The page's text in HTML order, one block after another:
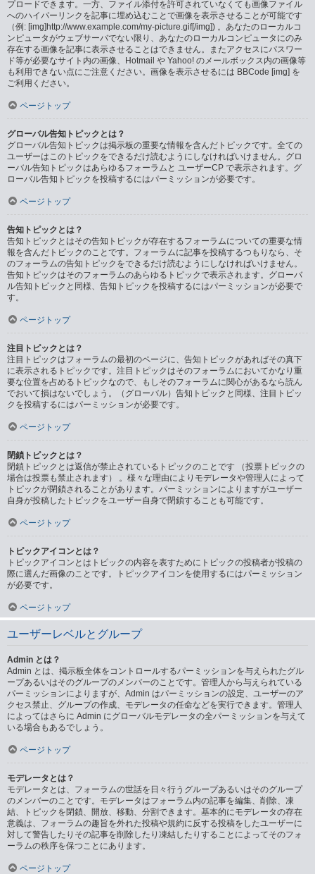
プロードできます。一方、ファイル添付を許可されていなくても画像ファイル
へのハイパーリンクを記事に埋め込むことで画像を表示させることが可能です
（例: [img]http://www.example.com/my-picture.gif[/img]) 。あなたのローカルコ
ンピュータがウェブサーバでない限り、あなたのローカルコンピュータにのみ
存在する画像を記事に表示させることはできません。またアクセスにパスワー
ド等が必要なサイト内の画像、Hotmail や Yahoo! のメールボックス内の画像等
も利用できない点にご注意ください。画像を表示させるには BBCode [img] を
ご利用ください。
ページトップ
グローバル告知トピックとは？
グローバル告知トピックは掲示板の重要な情報を含んだトピックです。全ての
ユーザーはこのトピックをできるだけ読むようにしなければいけません。グロ
ーバル告知トピックはあらゆるフォーラムと ユーザーCP で表示されます。グ
ローバル告知トピックを投稿するにはパーミッションが必要です。
ページトップ
告知トピックとは？
告知トピックとはその告知トピックが存在するフォーラムについての重要な情
報を含んだトピックのことです。フォーラムに記事を投稿するつもりなら、そ
のフォーラムの告知トピックをできるだけ読むようにしなければいけません。
告知トピックはそのフォーラムのあらゆるトピックで表示されます。グローバ
ル告知トピックと同様、告知トピックを投稿するにはパーミッションが必要で
す。
ページトップ
注目トピックとは？
注目トピックはフォーラムの最初のページに、告知トピックがあればその真下
に表示されるトピックです。注目トピックはそのフォーラムにおいてかなり重
要な位置を占めるトピックなので、もしそのフォーラムに関心があるなら読ん
でおいて損はないでしょう。（グローバル）告知トピックと同様、注目トピッ
クを投稿するにはパーミッションが必要です。
ページトップ
閉鎖トピックとは？
閉鎖トピックとは返信が禁止されているトピックのことです （投票トピックの
場合は投票も禁止されます） 。様々な理由によりモデレータや管理人によって
トピックが閉鎖されることがあります。パーミッションによりますがユーザー
自身が投稿したトピックをユーザー自身で閉鎖することも可能です。
ページトップ
トピックアイコンとは？
トピックアイコンとはトピックの内容を表すためにトピックの投稿者が投稿の
際に選んだ画像のことです。トピックアイコンを使用するにはパーミッション
が必要です。
ページトップ
ユーザーレベルとグループ
Admin とは？
Admin とは、掲示板全体をコントロールするパーミッションを与えられたグル
ープあるいはそのグループのメンバーのことです。管理人から与えられている
パーミッションによりますが、Admin はパーミッションの設定、ユーザーのア
クセス禁止、グループの作成、モデレータの任命などを実行できます。管理人
によってはさらに Admin にグローバルモデレータの全パーミッションを与えて
いる場合もあるでしょう。
ページトップ
モデレータとは？
モデレータとは、フォーラムの世話を日々行うグループあるいはそのグループ
のメンバーのことです。モデレータはフォーラム内の記事を編集、削除、凍
結、トピックを閉鎖、開放、移動、分割できます。基本的にモデレータの存在
意義は、フォーラムの趣旨を外れた投稿や規約に反する投稿をしたユーザーに
対して警告したりその記事を削除したり凍結したりすることによってそのフォ
ーラムの秩序を保つことにあります。
ページトップ